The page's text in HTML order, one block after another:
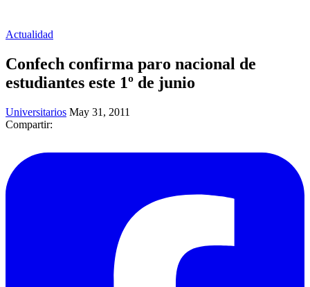
Actualidad
Confech confirma paro nacional de
estudiantes este 1º de junio
Universitarios May 31, 2011
Compartir: